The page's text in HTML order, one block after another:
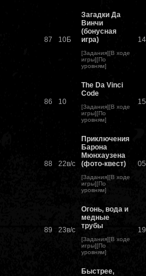
87 10Б
Загадки Да
Винчи
(бонусная
игра)
[Задания][В ходе
игры][По
уровням]
86 10
The Da Vinci
Code
[Задания][В ходе
игры][По
уровням]
88 22в/с
Приключения
Барона
Мюнхаузена
(фото-квест)
[Задания][В ходе
игры][По
уровням]
89 23в/c
Огонь, вода и
медные
трубы
[Задания][В ходе
игры][По
уровням]
Быстрее,